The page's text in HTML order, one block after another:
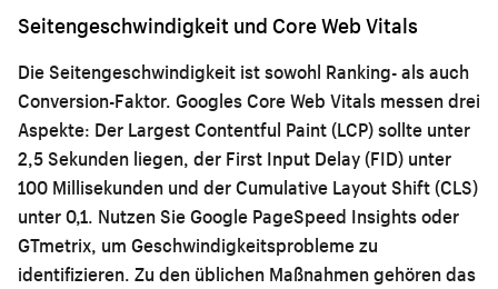
Seitengeschwindigkeit und Core Web Vitals
Die Seitengeschwindigkeit ist sowohl Ranking- als auch
Conversion-Faktor. Googles Core Web Vitals messen drei
Aspekte: Der Largest Contentful Paint (LCP) sollte unter
2,5 Sekunden liegen, der First Input Delay (FID) unter
100 Millisekunden und der Cumulative Layout Shift (CLS)
unter 0,1. Nutzen Sie Google PageSpeed Insights oder
GTmetrix, um Geschwindigkeitsprobleme zu
identifizieren. Zu den üblichen Maßnahmen gehören das